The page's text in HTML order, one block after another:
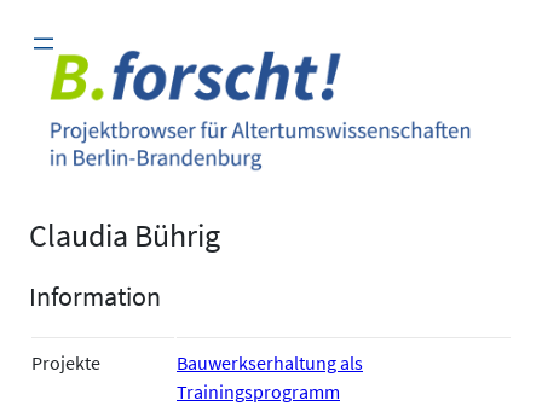
Inhalt
springen
Claudia Bührig
Information
Projekte
Bauwerkserhaltung als
Trainingsprogramm